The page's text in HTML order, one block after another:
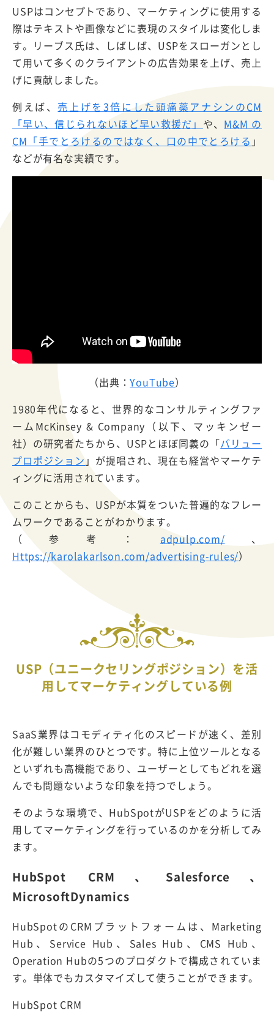
USPはコンセプトであり、マーケティングに使用する
際はテキストや画像などに表現のスタイルは変化しま
す。リーブス氏は、しばしば、USPをスローガンとし
て用いて多くのクライアントの広告効果を上げ、売上
げに貢献しました。
例えば、 売上げを3倍にした頭痛薬アナシンのCM
「早い、信じられないほど早い救援だ」 や、 M&M の
CM「手でとろけるのではなく、口の中でとろける 」
などが有名な実績です。
（出典：YouTube）
1980年代になると、世界的なコンサルティングファ
ームMcKinsey & Company（以下、マッキンゼー
社）の研究者たちから、USPとほぼ同義の「バリュー
プロポジション 」が提唱され、現在も経営やマーケテ
ィングに活用されています。
このことからも、USPが本質をついた普遍的なフレー
ムワークであることがわかります。
（参考： adpulp.com/ 、
Https://karolakarlson.com/advertising-rules/）
USP（ユニークセリングポジション）を活
用してマーケティングしている例
SaaS業界はコモディティ化のスピードが速く、差別
化が難しい業界のひとつです。特に上位ツールとなる
といずれも高機能であり、ユーザーとしてもどれを選
んでも問題ないような印象を持つでしょう。
そのような環境で、HubSpotがUSPをどのように活
用してマーケティングを行っているのかを分析してみ
ます。
HubSpot CRM、Salesforce、
MicrosoftDynamics
HubSpotのCRMプラットフォームは、Marketing
Hub、Service Hub、Sales Hub、CMS Hub、
Operation Hubの5つのプロダクトで構成されていま
す。単体でもカスタマイズして使うことができます。
HubSpot CRM